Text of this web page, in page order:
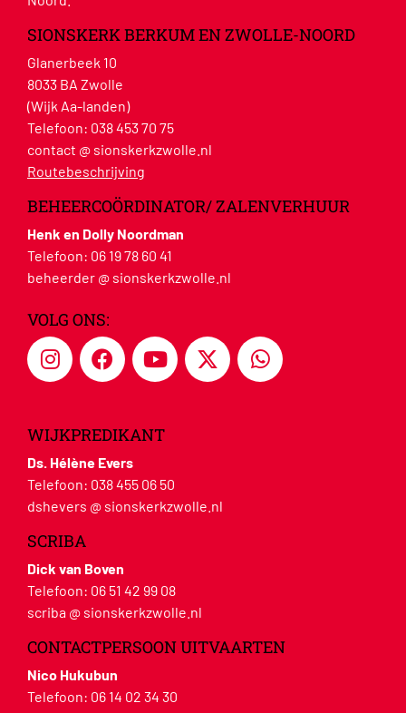
SIONSKERK BERKUM EN ZWOLLE-NOORD
Glanerbeek 10
8033 BA Zwolle
(Wijk Aa-landen)
Telefoon: 038 453 70 75
contact @ sionskerkzwolle.nl
Routebeschrijving
BEHEERCOÖRDINATOR/ ZALENVERHUUR
Henk en Dolly Noordman
Telefoon: 06 19 78 60 41
beheerder @ sionskerkzwolle.nl
VOLG ONS:
WIJKPREDIKANT
Ds. Hélène Evers
Telefoon: 038 455 06 50
dshevers @ sionskerkzwolle.nl
SCRIBA
Dick van Boven
Telefoon: 06 51 42 99 08
scriba @ sionskerkzwolle.nl
CONTACTPERSOON UITVAARTEN
Nico Hukubun
Telefoon: 06 14 02 34 30